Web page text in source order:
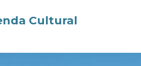
Cultural